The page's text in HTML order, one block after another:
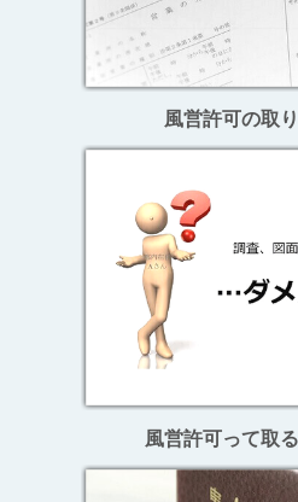
風営許可の取
風営許可って取